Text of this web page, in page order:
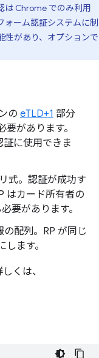
は Chrome でのみ利用
ォーム認証システムに制
性があり、オプションで
の eTLD+1 部分
があります。
に使用できま
式。認証が成功す
はカード所有者の
要があります。
の配列。RP が同じ
ます。
くは、